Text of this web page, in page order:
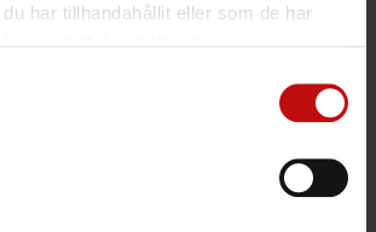
har tillhandahållit eller som de har